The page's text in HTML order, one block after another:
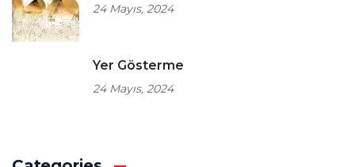
24 Mayıs, 2024
Yer Gösterme
24 Mayıs, 2024